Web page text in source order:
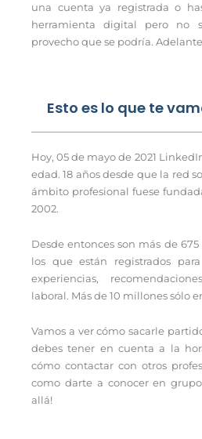
una cuenta ya registrada o
herramienta digital pero no
provecho que se podría.
Esto es lo que te
Hoy, 05 de mayo de 2021
edad. 18 años desde que la red
ámbito profesional fuese
2002.
Desde entonces son más de
los que están registrados
experiencias,
laboral. Más de 10 millones sólo
Vamos a ver cómo sacarle
debes tener en cuenta a la
cómo contactar con otros
como darte a conocer en
allá!